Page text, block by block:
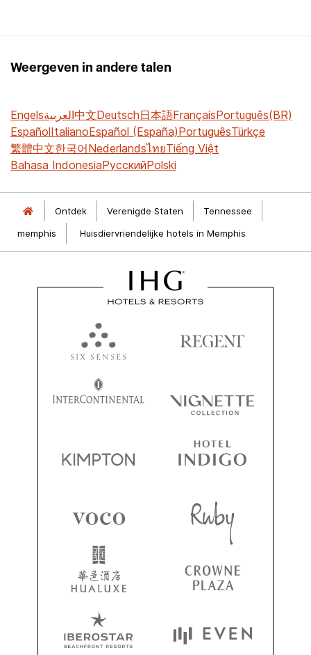
Weergeven in andere talen
Engelsالعربية中文Deutsch日本語FrançaisPortuguês(BR)
EspañolItalianoEspañol (España)PortuguêsTürkçe
繁體中文한국어NederlandsไทยTiếng Việt
Bahasa IndonesiaРусскийPolski
Ontdek Verenigde Staten
Tennessee
memphis
Huisdiervriendelijke hotels in Memphis